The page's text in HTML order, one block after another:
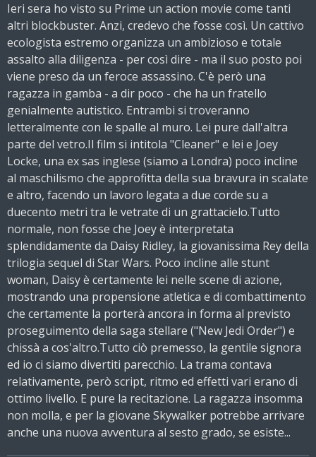
Ieri sera ho visto su Prime un action movie come tanti
altri blockbuster. Anzi, credevo che fosse così. Un cattivo
ecologista estremo organizza un ambizioso e totale
assalto alla diligenza - per così dire - ma il suo posto poi
viene preso da un feroce assassino. C'è però una
ragazza in gamba - a dir poco - che ha un fratello
genialmente autistico. Entrambi si troveranno
letteralmente con le spalle al muro. Lei pure dall'altra
parte del vetro.Il film si intitola "Cleaner" e lei e Joey
Locke, una ex sas inglese (siamo a Londra) poco incline
al maschilismo che approfitta della sua bravura in scalate
e altro, facendo un lavoro legata a due corde su a
duecento metri tra le vetrate di un grattacielo.Tutto
normale, non fosse che Joey è interpretata
splendidamente da Daisy Ridley, la giovanissima Rey della
trilogia sequel di Star Wars. Poco incline alle stunt
woman, Daisy è certamente lei nelle scene di azione,
mostrando una propensione atletica e di combattimento
che certamente la porterà ancora in forma al previsto
proseguimento della saga stellare ("New Jedi Order") e
chissà a cos'altro.Tutto ciò premesso, la gentile signora
ed io ci siamo divertiti parecchio. La trama contava
relativamente, però script, ritmo ed effetti vari erano di
ottimo livello. E pure la recitazione. La ragazza insomma
non molla, e per la giovane Skywalker potrebbe arrivare
anche una nuova avventura al sesto grado, se esiste...